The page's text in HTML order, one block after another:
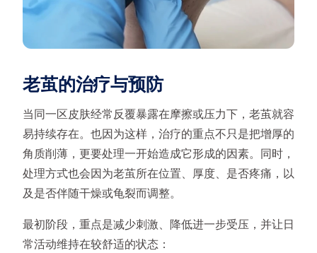
老茧的治疗与预防
当同一区皮肤经常反覆暴露在摩擦或压力下，老茧就容
易持续存在。也因为这样，治疗的重点不只是把增厚的
角质削薄，更要处理一开始造成它形成的因素。同时，
处理方式也会因为老茧所在位置、厚度、是否疼痛，以
及是否伴随干燥或龟裂而调整。
最初阶段，重点是减少刺激、降低进一步受压，并让日
常活动维持在较舒适的状态：